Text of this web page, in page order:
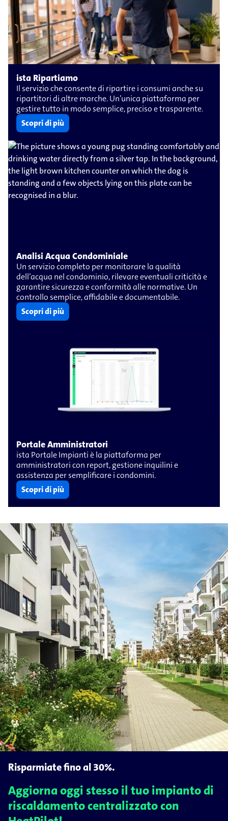
ista Ripartiamo
Il servizio che consente di ripartire i consumi anche su
ripartitori di altre marche. Un’unica piattaforma per
gestire tutto in modo semplice, preciso e trasparente.
Scopri di più
Analisi Acqua Condominiale
Un servizio completo per monitorare la qualità
dell’acqua nel condominio, rilevare eventuali criticità e
garantire sicurezza e conformità alle normative. Un
controllo semplice, affidabile e documentabile.
Scopri di più
Portale Amministratori
ista Portale Impianti è la piattaforma per
amministratori con report, gestione inquilini e
assistenza per semplificare i condomini.
Scopri di più
Risparmiate fino al 30%.
Aggiorna oggi stesso il tuo impianto di
riscaldamento centralizzato con